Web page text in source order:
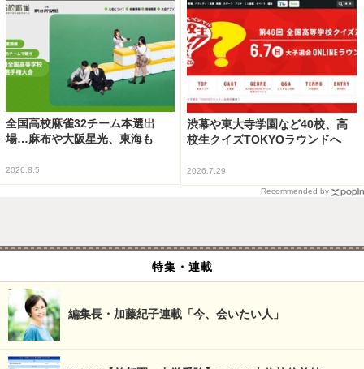
全国高校麻雀32チーム本選出
場…麻布や大阪星光、東海も
2026.8.5
渋幕や東大寺学園など40校、高
校生クイズTOKYOラウンドへ
2026.7.29
Recommended by
特集・連載
編集長・加藤紀子連載「今、会いたい人」